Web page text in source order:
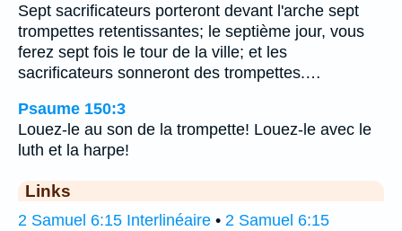
Sept sacrificateurs porteront devant l'arche sept
trompettes retentissantes; le septième jour, vous
ferez sept fois le tour de la ville; et les
sacrificateurs sonneront des trompettes.…
Psaume 150:3
Louez-le au son de la trompette! Louez-le avec le
luth et la harpe!
Links
2 Samuel 6:15 Interlinéaire • 2 Samuel 6:15